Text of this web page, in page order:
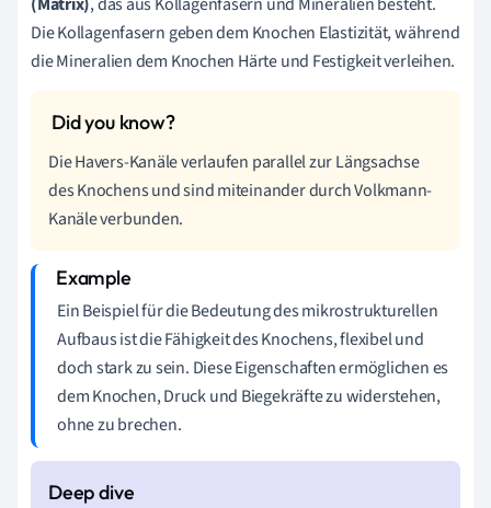
Die Kollagenfasern geben dem Knochen Elastizität, während
die Mineralien dem Knochen Härte und Festigkeit verleihen.
Die Havers-Kanäle verlaufen parallel zur Längsachse
des Knochens und sind miteinander durch Volkmann-
Kanäle verbunden.
Ein Beispiel für die Bedeutung des mikrostrukturellen
Aufbaus ist die Fähigkeit des Knochens, flexibel und
doch stark zu sein. Diese Eigenschaften ermöglichen es
dem Knochen, Druck und Biegekräfte zu widerstehen,
ohne zu brechen.